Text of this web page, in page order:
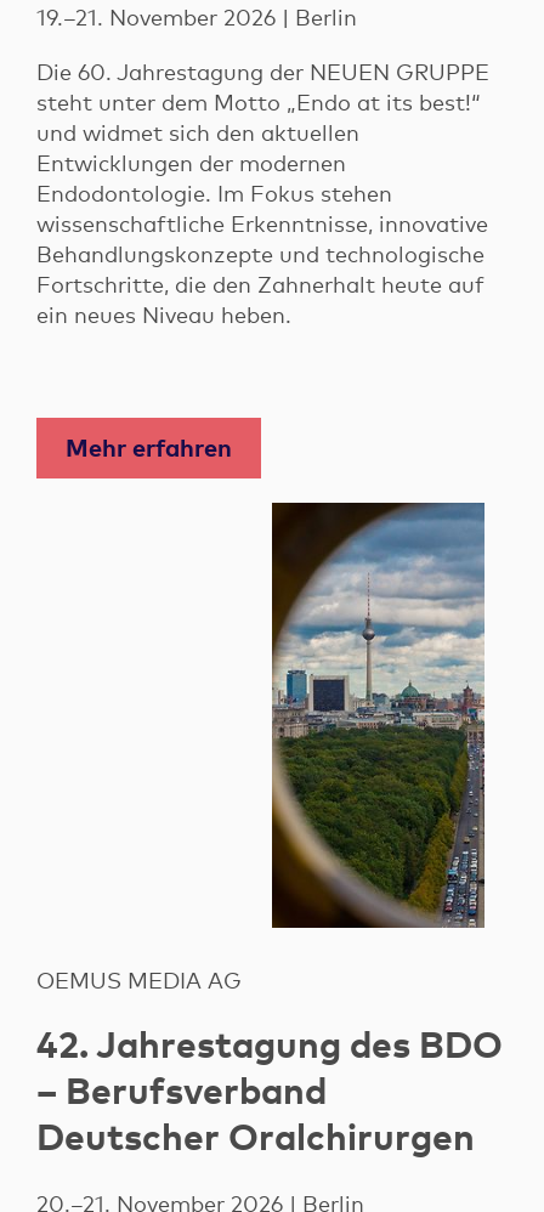
19.–21. November 2026 | Berlin
Die 60. Jahrestagung der NEUEN GRUPPE
steht unter dem Motto „Endo at its best!“
und widmet sich den aktuellen
Entwicklungen der modernen
Endodontologie. Im Fokus stehen
wissenschaftliche Erkenntnisse, innovative
Behandlungskonzepte und technologische
Fortschritte, die den Zahnerhalt heute auf
ein neues Niveau heben.
Mehr erfahren
OEMUS MEDIA AG
42. Jahrestagung des BDO
– Berufsverband
Deutscher Oralchirurgen
20.–21. November 2026 | Berlin